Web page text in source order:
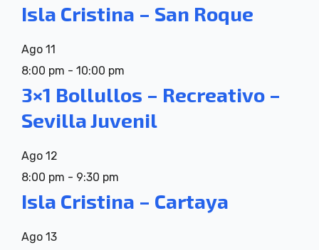
Isla Cristina – San Roque
Ago 11
8:00 pm - 10:00 pm
3×1 Bollullos – Recreativo –
Sevilla Juvenil
Ago 12
8:00 pm - 9:30 pm
Isla Cristina – Cartaya
Ago 13